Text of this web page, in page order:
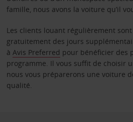
famille, nous avons la voiture qu’il
Les clients louant régulièrement
gratuitement des jours
à Avis Preferred pour bénéficier des
programme. Il vous suffit de choisir
nous vous préparerons une voiture
qualité.